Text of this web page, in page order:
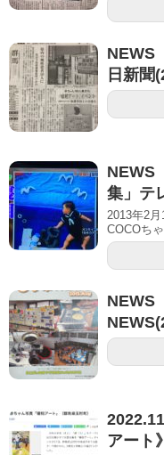
NEWS
日新聞
NEWS
集」テ
2013年2月
COCOち
NEWS
アート》